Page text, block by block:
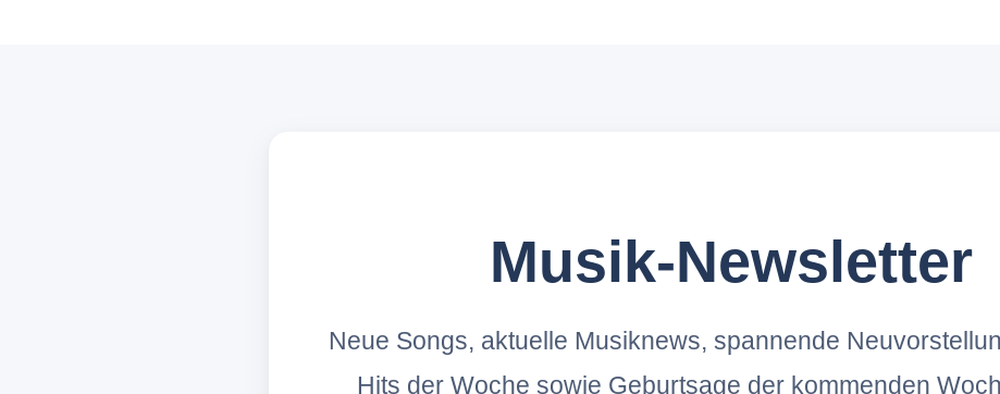
Musik-Newsletter
Neue Songs, aktuelle Musiknews, spannende
Hits der Woche sowie Geburtsage der kommenden